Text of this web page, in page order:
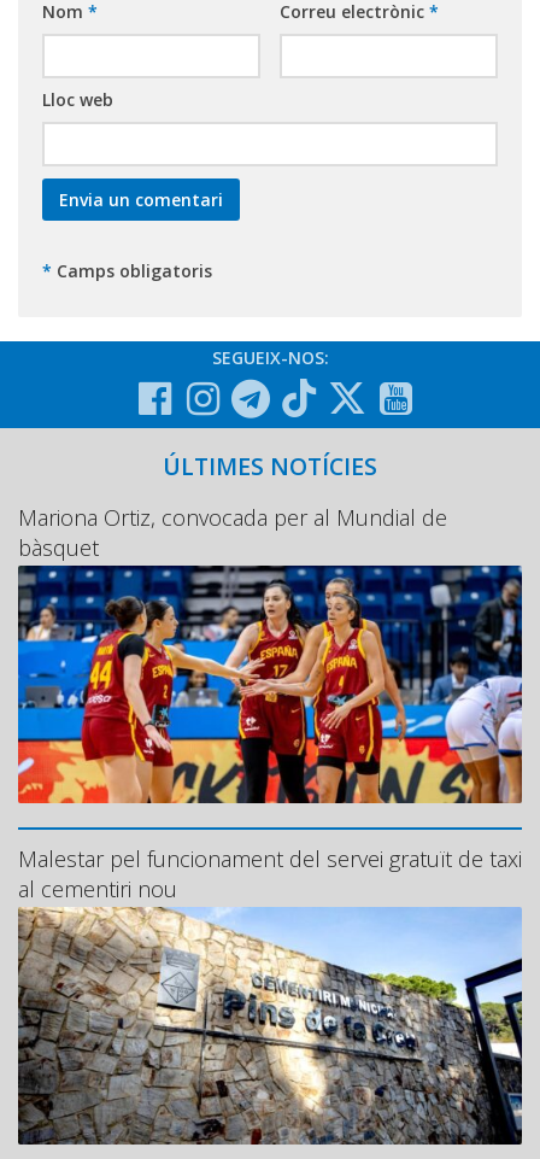
Nom * Correu electrònic *
Lloc web
* Camps obligatoris
SEGUEIX-NOS:
ÚLTIMES NOTÍCIES
Mariona Ortiz, convocada per al Mundial de
bàsquet
Malestar pel funcionament del servei gratuït de taxi
al cementiri nou